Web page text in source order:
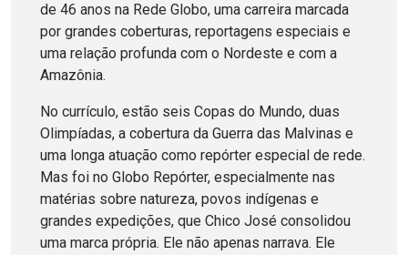
de 46 anos na Rede Globo, uma carreira marcada
por grandes coberturas, reportagens especiais e
uma relação profunda com o Nordeste e com a
Amazônia.
No currículo, estão seis Copas do Mundo, duas
Olimpíadas, a cobertura da Guerra das Malvinas e
uma longa atuação como repórter especial de rede.
Mas foi no Globo Repórter, especialmente nas
matérias sobre natureza, povos indígenas e
grandes expedições, que Chico José consolidou
uma marca própria. Ele não apenas narrava. Ele